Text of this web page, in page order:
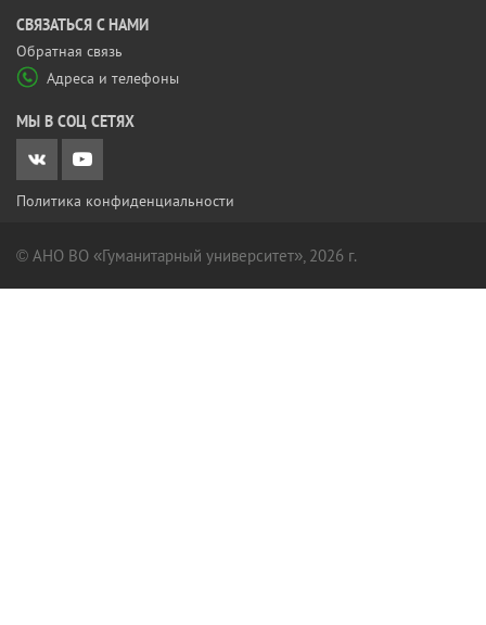
CВЯЗАТЬСЯ С НАМИ
Обратная связь
Адреса и телефоны
МЫ В СОЦ СЕТЯХ
Политика конфиденциальности
© АНО ВО «Гуманитарный университет», 2026 г.